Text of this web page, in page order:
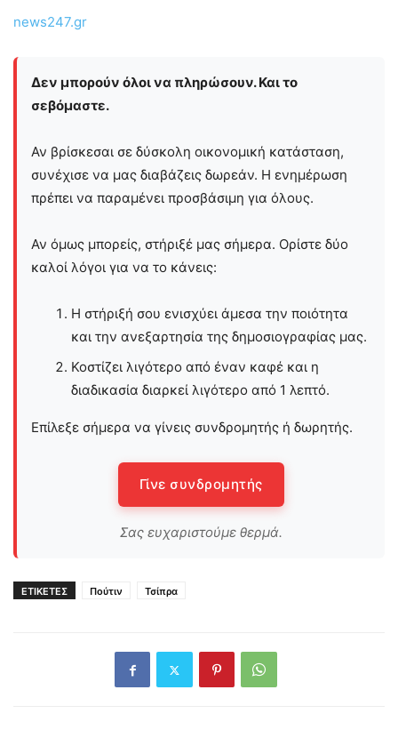
news247.gr
Δεν μπορούν όλοι να πληρώσουν. Και το
σεβόμαστε.
Αν βρίσκεσαι σε δύσκολη οικονομική κατάσταση,
συνέχισε να μας διαβάζεις δωρεάν. Η ενημέρωση
πρέπει να παραμένει προσβάσιμη για όλους.
Αν όμως μπορείς, στήριξέ μας σήμερα. Ορίστε δύο
καλοί λόγοι για να το κάνεις:
Η στήριξή σου ενισχύει άμεσα την ποιότητα
και την ανεξαρτησία της δημοσιογραφίας μας.
Κοστίζει λιγότερο από έναν καφέ και η
διαδικασία διαρκεί λιγότερο από 1 λεπτό.
Επίλεξε σήμερα να γίνεις συνδρομητής ή δωρητής.
Γίνε συνδρομητής
Σας ευχαριστούμε θερμά.
ΕΤΙΚΕΤΕΣ Πούτιν Τσίπρα